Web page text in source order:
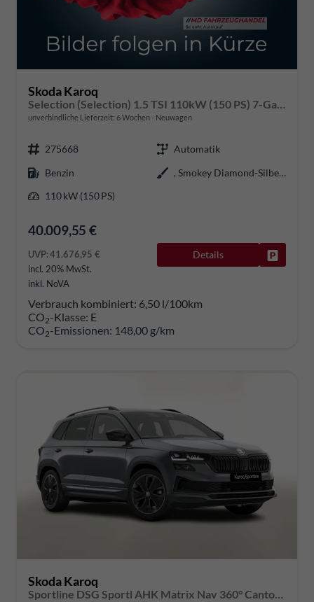
Skoda Karoq
unverbindliche Lieferzeit: 6 Wochen Neuwagen
275668
Automatik
Benzin
, Smokey Diamond-Silber Metallic (B3)
110 kW (150 PS)
40.009,55 €
UVP:41.676,95 €
incl. 20% MwSt.
inkl. NoVA
Details
Verbrauch kombiniert: 6,50 l/100km
CO2-Klasse: E
CO2-Emissionen: 148,00 g/km
Skoda Karoq
Sportline DSG Sportl AHK Matrix Nav 360° Canton ACC